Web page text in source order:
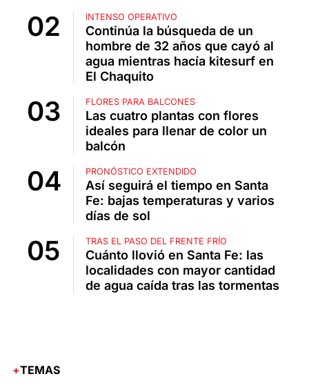
INTENSO OPERATIVO
Continúa la búsqueda de un
hombre de 32 años que cayó al
agua mientras hacía kitesurf en
El Chaquito
FLORES PARA BALCONES
Las cuatro plantas con flores
ideales para llenar de color un
balcón
PRONÓSTICO EXTENDIDO
Así seguirá el tiempo en Santa
Fe: bajas temperaturas y varios
días de sol
TRAS EL PASO DEL FRENTE FRÍO
Cuánto llovió en Santa Fe: las
localidades con mayor cantidad
de agua caída tras las tormentas
TEMAS